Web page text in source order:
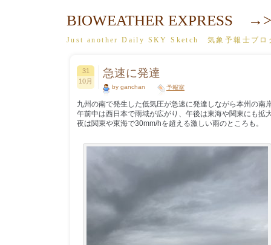
BIOWEATHER EXPRESS
Just another Daily SKY Sketch 気象予報士ブロ
31
10月
急速に発達
by ganchan 予報室
九州の南で発生した低気圧が急速に発達しながら本州の南
午前中は西日本で雨域が広がり、午後は東海や関東にも拡
夜は関東や東海で30mm/hを超える激しい雨のところも。